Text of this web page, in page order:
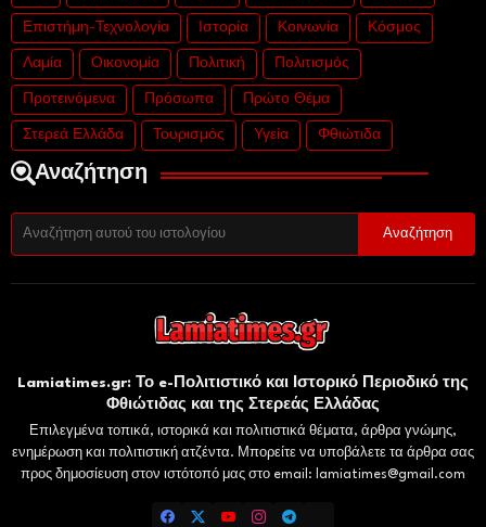
Επιστήμη-Τεχνολογία Ιστορία Κοινωνία Κόσμος
Λαμία Οικονομία Πολιτική Πολιτισμός
Προτεινόμενα Πρόσωπα Πρώτο Θέμα
Στερεά Ελλάδα Τουρισμός Υγεία Φθιώτιδα
Αναζήτηση
Lamiatimes.gr: Το e-Πολιτιστικό και Ιστορικό Περιοδικό της
Φθιώτιδας και της Στερεάς Ελλάδας
Επιλεγμένα τοπικά, ιστορικά και πολιτιστικά θέματα, άρθρα γνώμης,
ενημέρωση και πολιτιστική ατζέντα. Μπορείτε να υποβάλετε τα άρθρα σας
προς δημοσίευση στον ιστότοπό μας στο email: lamiatimes@gmail.com